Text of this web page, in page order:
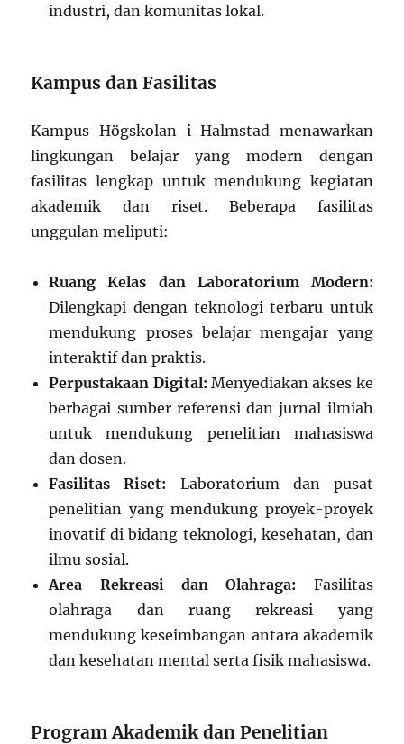
industri, dan komunitas lokal.
Kampus dan Fasilitas
Kampus Högskolan i Halmstad menawarkan
lingkungan belajar yang modern dengan
fasilitas lengkap untuk mendukung kegiatan
akademik dan riset. Beberapa fasilitas
unggulan meliputi:
Ruang Kelas dan Laboratorium Modern:
Dilengkapi dengan teknologi terbaru untuk
mendukung proses belajar mengajar yang
interaktif dan praktis.
Perpustakaan Digital: Menyediakan akses ke
berbagai sumber referensi dan jurnal ilmiah
untuk mendukung penelitian mahasiswa
dan dosen.
Fasilitas Riset: Laboratorium dan pusat
penelitian yang mendukung proyek-proyek
inovatif di bidang teknologi, kesehatan, dan
ilmu sosial.
Area Rekreasi dan Olahraga: Fasilitas
olahraga dan ruang rekreasi yang
mendukung keseimbangan antara akademik
dan kesehatan mental serta fisik mahasiswa.
Program Akademik dan Penelitian